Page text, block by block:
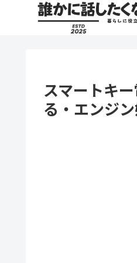
スマートキ
る・エンジ